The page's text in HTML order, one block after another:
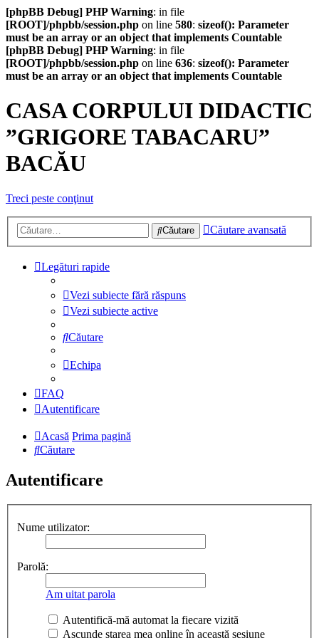
[phpBB Debug] PHP Warning: in file
[ROOT]/phpbb/session.php on line 580: sizeof(): Parameter
must be an array or an object that implements Countable
[phpBB Debug] PHP Warning: in file
[ROOT]/phpbb/session.php on line 636: sizeof(): Parameter
must be an array or an object that implements Countable
CASA CORPULUI DIDACTIC
”GRIGORE TABACARU”
BACĂU
Treci peste conţinut
Căutare Căutare avansată
Legături rapide
Vezi subiecte fără răspuns
Vezi subiecte active
Căutare
Echipa
FAQ
Autentificare
Acasă Prima pagină
Căutare
Autentificare
Nume utilizator:
Parolă:
Am uitat parola
Autentifică-mă automat la fiecare vizită
Ascunde starea mea online în această sesiune